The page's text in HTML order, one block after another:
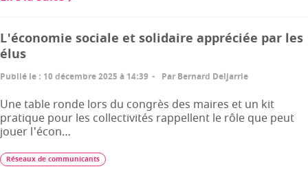
L'économie sociale et solidaire appréciée par les
élus
Publié le : 10 décembre 2025 à 14:39 Par Bernard Deljarrie
Une table ronde lors du congrès des maires et un kit
pratique pour les collectivités rappellent le rôle que peut
jouer l'écon…
Réseaux de communicants